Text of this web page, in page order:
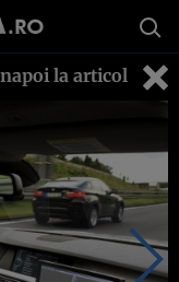
la articol